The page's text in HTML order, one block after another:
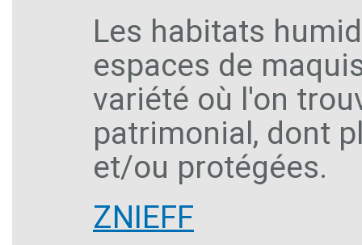
Les habitats
espaces de
variété où l'on
patrimonial, dont
et/ou protégées.
ZNIEFF